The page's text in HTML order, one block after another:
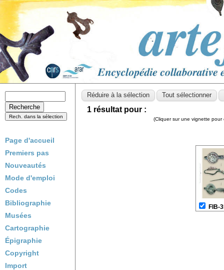
Page d'accueil
Premiers pas
Nouveautés
Mode d'emploi
Codes
Bibliographie
Musées
Cartographie
Épigraphie
Copyright
Import
1 résultat pour :
(Cliquer sur une vignette
FIB-